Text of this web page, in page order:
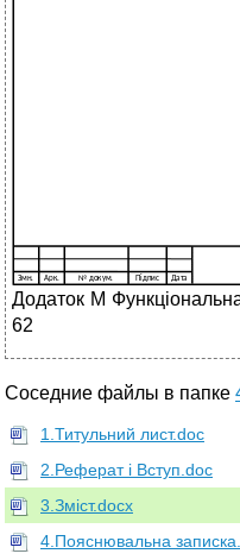
Додаток М
62
Соседние файлы в папке
1.Титульний лист.doc
2.Реферат і Вступ.doc
3.Зміст.docx
4.Пояснювальна